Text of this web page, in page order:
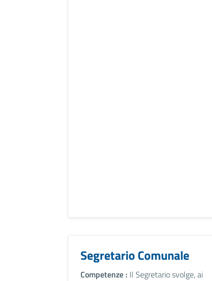
Segretario Comunale
Competenze : Il Segretario svolge, ai